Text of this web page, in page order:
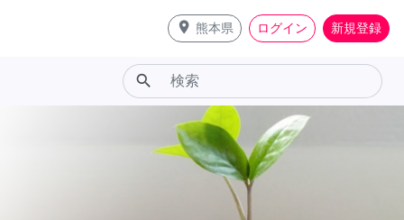
place 熊本県 ログイン 新規登録
search